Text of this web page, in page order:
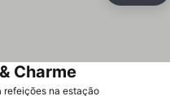
refeições na estação
Charme